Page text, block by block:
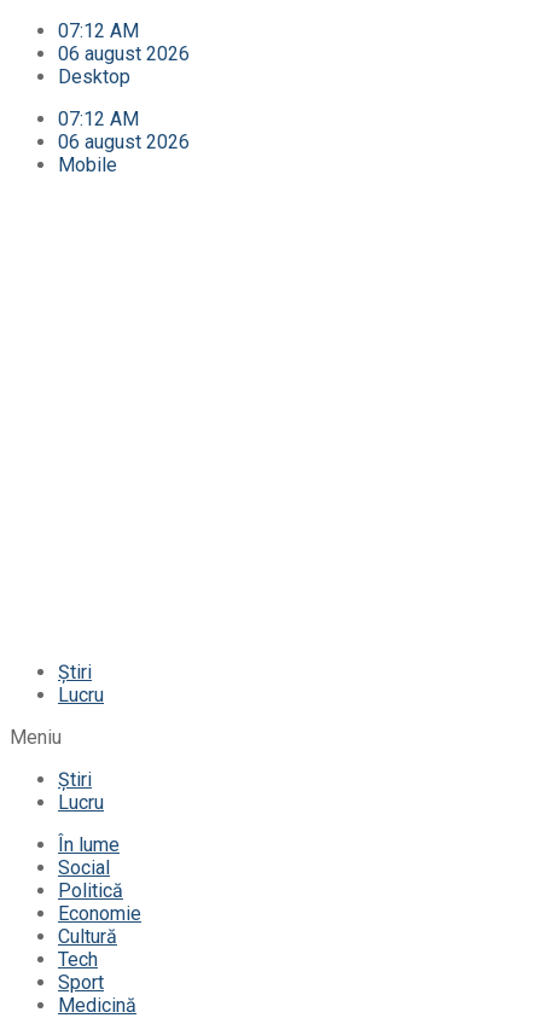
07:12 AM
06 august 2026
Desktop
07:12 AM
06 august 2026
Mobile
Știri
Lucru
Meniu
Știri
Lucru
În lume
Social
Politică
Economie
Cultură
Tech
Sport
Medicină